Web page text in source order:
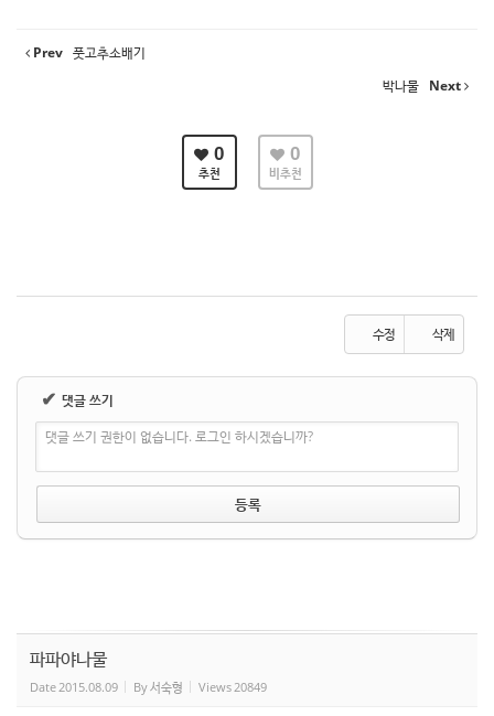
Prev 풋고추소배기
박나물 Next
0
추천
0
비추천
수정 삭제
✔ 댓글 쓰기
댓글 쓰기 권한이 없습니다. 로그인 하시겠습니까?
파파야나물
Date 2015.08.09 By서숙형 Views 20849